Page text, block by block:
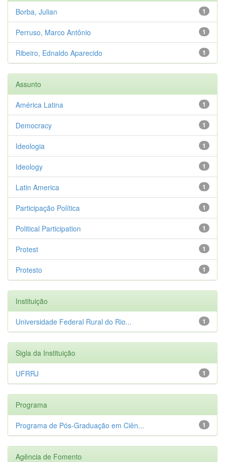
1
Borba, Julian
1
Perruso, Marco Antônio
1
Ribeiro, Ednaldo Aparecido
Assunto
1
América Latina
1
Democracy
1
Ideologia
1
Ideology
1
Latin America
1
Participação Política
1
Political Participation
1
Protest
1
Protesto
Instituição
1
Universidade Federal Rural do Rio...
Sigla da Instituição
1
UFRRJ
Programa
1
Programa de Pós-Graduação em Ciên...
Agência de Fomento